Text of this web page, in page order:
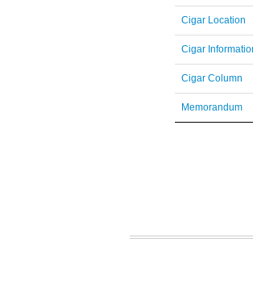
Cigar Location
Cigar
Cigar Column
Memorandum